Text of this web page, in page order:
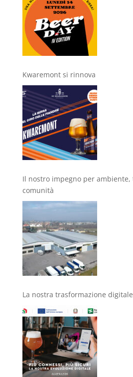
Kwaremont si rinnova
Il nostro impegno per
comunità
La nostra trasformazione digitale